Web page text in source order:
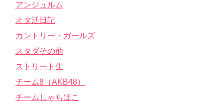
アンジュルム
オタ活日記
カントリー・ガールズ
スタダその他
ストリート生
チーム8（AKB48）
チームしゃちほこ